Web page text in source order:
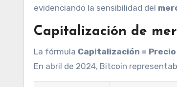
evidenciando la sensibilidad del
Capitalización de
La fórmula Capitalización =
En abril de 2024, Bitcoin